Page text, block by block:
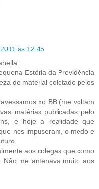
às 12:45
Estória da Previdência
do material coletado pelos
no BB (me voltam
matérias publicadas pelo
e hoje a realidade que
nos impuseram, o medo e
aos colegas que como
Não me antenava muito aos